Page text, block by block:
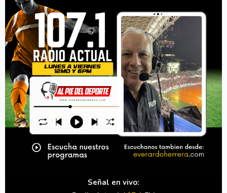
Señal en vivo: